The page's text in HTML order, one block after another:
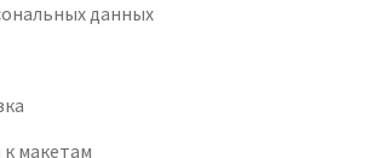
данных
к макетам